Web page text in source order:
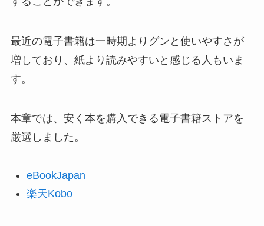
最近の電子書籍は一時期よりグンと使いやすさが
増しており、紙より読みやすいと感じる人もいま
す。
本章では、安く本を購入できる電子書籍ストアを
厳選しました。
eBookJapan
楽天Kobo